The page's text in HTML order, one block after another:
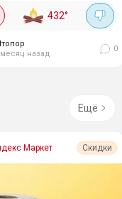
киноа самая нежная и
красная чуть
а...
432°
назад
0
Ещё
Маркет Скидки